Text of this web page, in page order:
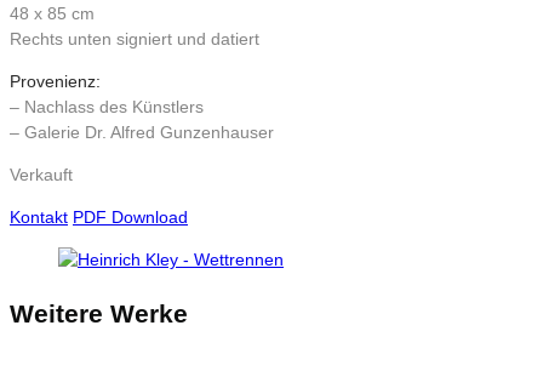
48 x 85 cm
Rechts unten signiert und datiert
Provenienz:
– Nachlass des Künstlers
– Galerie Dr. Alfred Gunzenhauser
Verkauft
Kontakt PDF Download
Weitere Werke